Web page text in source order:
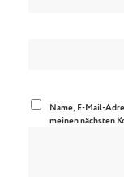
Name, E-Mail-
meinen nächsten